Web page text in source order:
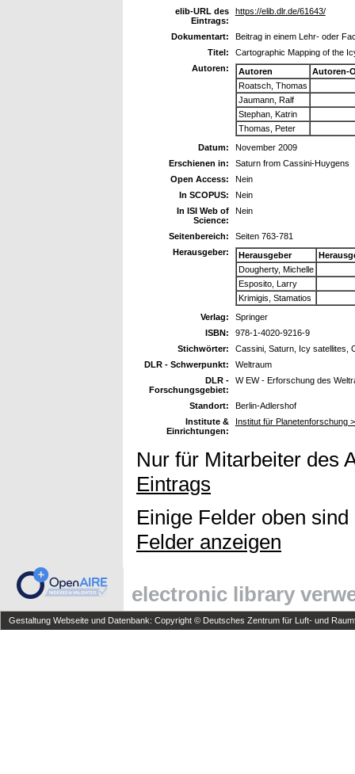
elib-URL des
Eintrags:
https://elib.dlr.de/61643/
Dokumentart:
Beitrag in einem Lehr- oder
Titel:
Cartographic Mapping of the
Autoren:
Autoren
Autoren-
Roatsch, Thomas
Jaumann, Ralf
Stephan, Katrin
Thomas, Peter
Datum:
November 2009
Erschienen in:
Saturn from Cassini-Huygens
Open Access:
Nein
In SCOPUS:
Nein
In ISI Web of
Science:
Nein
Seitenbereich:
Seiten 763-781
Herausgeber:
Herausgeber
Dougherty, Michelle
Esposito, Larry
Krimigis, Stamatios
Verlag:
Springer
ISBN:
978-1-4020-9216-9
Stichwörter:
Cassini, Saturn, Icy satellites,
DLR - Schwerpunkt:
Weltraum
DLR -
Forschungsgebiet:
W EW - Erforschung des
Standort:
Berlin-Adlershof
Institute &
Einrichtungen:
Institut für Planetenforschung
Nur für Mitarbeiter des
Eintrags
Einige Felder oben
Felder anzeigen
electronic library
Gestaltung Webseite und Datenbank: Copyright © Deutsches Zentrum für Luft- und